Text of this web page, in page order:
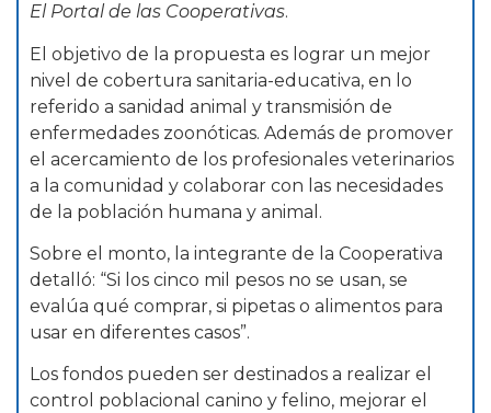
El Portal de las Cooperativas.
El objetivo de la propuesta es lograr un mejor
nivel de cobertura sanitaria-educativa, en lo
referido a sanidad animal y transmisión de
enfermedades zoonóticas. Además de promover
el acercamiento de los profesionales veterinarios
a la comunidad y colaborar con las necesidades
de la población humana y animal.
Sobre el monto, la integrante de la Cooperativa
detalló: “Si los cinco mil pesos no se usan, se
evalúa qué comprar, si pipetas o alimentos para
usar en diferentes casos”.
Los fondos pueden ser destinados a realizar el
control poblacional canino y felino, mejorar el